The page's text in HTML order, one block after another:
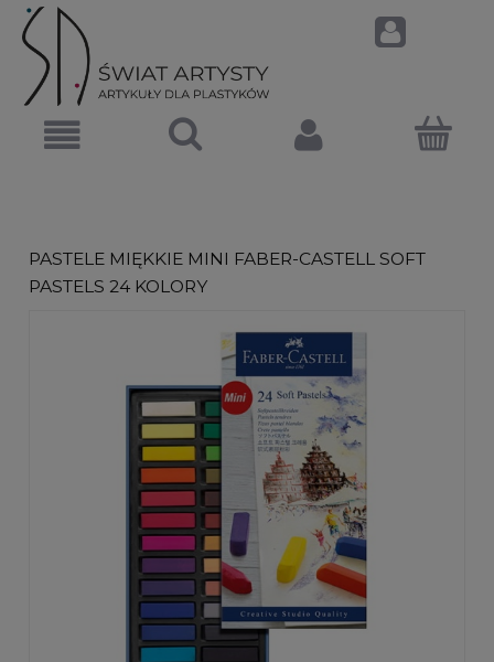
PASTELE MIĘKKIE MINI FABER-CASTELL SOFT
PASTELS 24 KOLORY